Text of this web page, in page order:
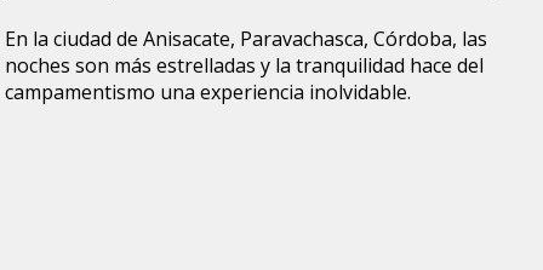
En la ciudad de Anisacate, Paravachasca, Córdoba, las
noches son más estrelladas y la tranquilidad hace del
campamentismo una experiencia inolvidable.